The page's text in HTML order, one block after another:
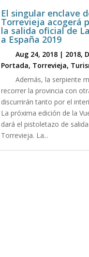
El singular enclave
Torrevieja acogerá
la salida oficial de
a España 2019
Aug 24, 2018| 2018,
Portada, Torrevieja,
Además, la serpiente
recorrer la provincia con
discurrirán tanto por el
La próxima edición de la
dará el pistoletazo de
Torrevieja. La...